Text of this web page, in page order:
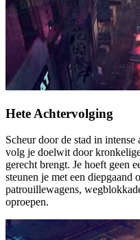
Hete Achtervolging
Scheur door de stad in
volg je doelwit door
gerecht brengt. Je hoeft geen
steunen je met een diepgaand
patrouillewagens,
oproepen.